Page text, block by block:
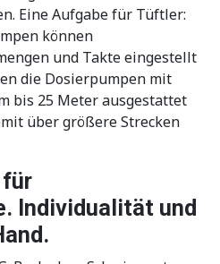
Eine Aufgabe für Tüftler:
können
und Takte eingestellt
die Dosierpumpen mit
bis 25 Meter ausgestattet
über größere Strecken
für
Individualität und